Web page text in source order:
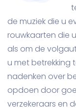
de muziek die u
rouwkaarten die
als om de
u met betrekking
nadenken over
opdoen door
verzekeraars en